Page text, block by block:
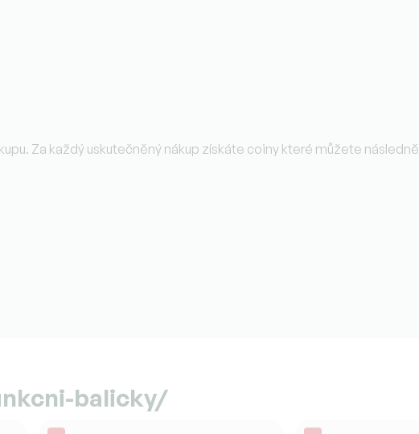
Za každý uskutečněný nákup získáte coiny které můžete následně
balicky/